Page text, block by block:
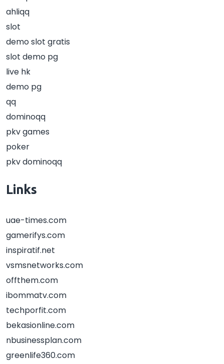
ahliqq
slot
demo slot gratis
slot demo pg
live hk
demo pg
qq
dominoqq
pkv games
poker
pkv dominoqq
Links
uae-times.com
gamerifys.com
inspiratif.net
vsmsnetworks.com
offthem.com
ibommatv.com
techporfit.com
bekasionline.com
nbusinessplan.com
greenlife360.com